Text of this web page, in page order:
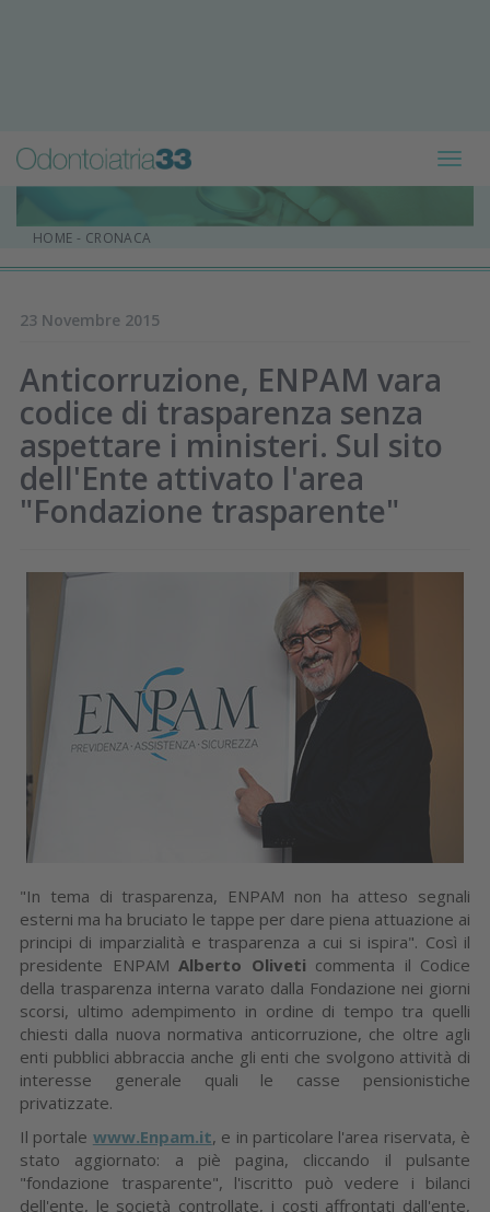
HOME - CRONACA
23 Novembre 2015
Anticorruzione, ENPAM vara
codice di trasparenza senza
aspettare i ministeri. Sul sito
dell'Ente attivato l'area
"Fondazione trasparente"
"In tema di trasparenza, ENPAM non ha atteso segnali
esterni ma ha bruciato le tappe per dare piena attuazione ai
principi di imparzialità e trasparenza a cui si ispira". Così il
presidente ENPAM Alberto Oliveti commenta il Codice
della trasparenza interna varato dalla Fondazione nei giorni
scorsi, ultimo adempimento in ordine di tempo tra quelli
chiesti dalla nuova normativa anticorruzione, che oltre agli
enti pubblici abbraccia anche gli enti che svolgono attività di
interesse generale quali le casse pensionistiche
privatizzate.
Il portale www.Enpam.it, e in particolare l'area riservata, è
stato aggiornato: a piè pagina, cliccando il pulsante
"fondazione trasparente", l'iscritto può vedere i bilanci
dell'ente, le società controllate, i costi affrontati dall'ente,